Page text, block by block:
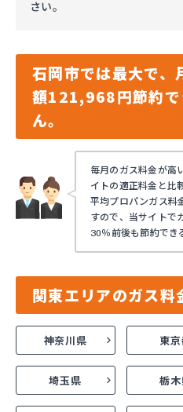
さい。
石岡市では最大で
額121,968円節約で
ん。
毎月のガス料金が高
イトの適正料金と比
平均プロパンガス料
すので、当サイトで
30％前後も節約でき
関東エリアのガス料
神奈川県 東
埼玉県 栃